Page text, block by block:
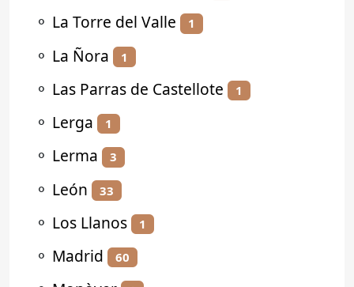
⚬ La Torre del Valle 1
⚬ La Ñora 1
⚬ Las Parras de Castellote 1
⚬ Lerga 1
⚬ Lerma 3
⚬ León 33
⚬ Los Llanos 1
⚬ Madrid 60